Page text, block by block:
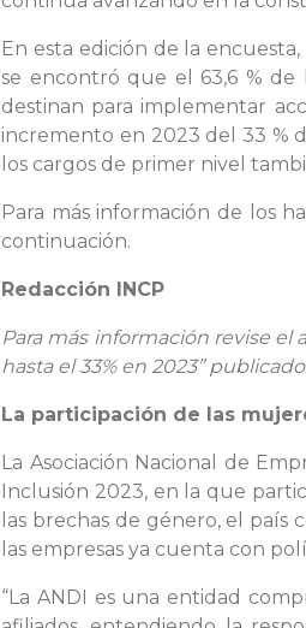
En esta edición de la
se encontró que el 63,6 %
destinan para implementar
incremento en 2023 del 33 %
los cargos de primer nivel
Para más información de los
continuación.
Redacción INCP
Para más información revise el
hasta el 33% en 2023”
La participación de las
La Asociación Nacional de
Inclusión 2023, en la que
las brechas de género, el país
las empresas ya cuenta con
“La ANDI es una entidad